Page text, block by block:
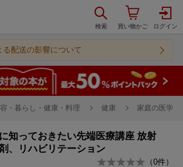
る配送の影響について
・暮らし・健康・料理 健康 家庭の医学
知っておきたい先端医療講座 放射
、リハビリテーション
（0件）